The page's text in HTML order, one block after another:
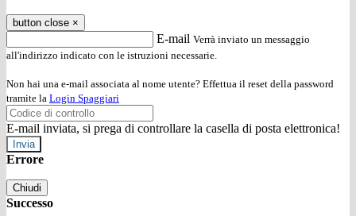
button close ×
E-mail Verrà inviato un messaggio
all'indirizzo indicato con le istruzioni necessarie.
Non hai una e-mail associata al nome utente? Effettua il reset della password
tramite la Login Spaggiari
E-mail inviata, si prega di controllare la casella di posta elettronica!
Errore
Chiudi
Successo